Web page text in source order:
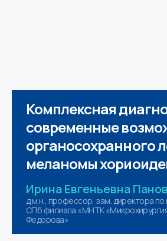
Комплексная
современные
органосохранного
меланомы
Ирина Евгеньевна
д.м.н., профессор, зам. директора
СПб филиала «МНТК
Федорова»